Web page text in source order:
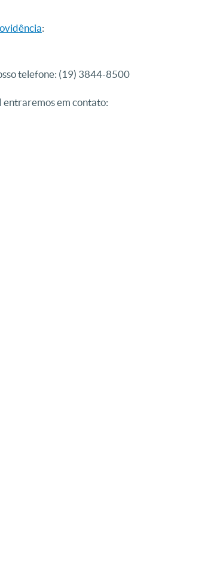
:
telefone: (19) 3844-8500
entraremos em contato: